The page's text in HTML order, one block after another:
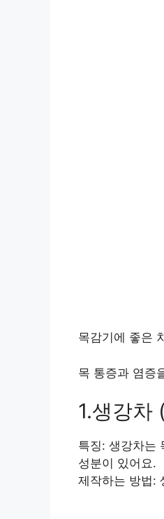
목감기에 좋은
목 통증과 염증
1.생강차
특징: 생강차는
성분이 있어요.
제작하는 방법: